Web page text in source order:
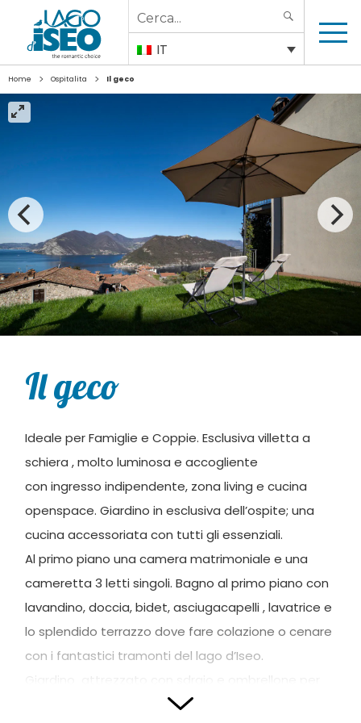
Search
for:
IT
Home > Ospitalita > Il geco
Il geco
Ideale per Famiglie e Coppie. Esclusiva villetta a
schiera , molto luminosa e accogliente
con ingresso indipendente, zona living e cucina
openspace. Giardino in esclusiva dell’ospite; una
cucina accessoriata con tutti gli essenziali.
Al primo piano una camera matrimoniale e una
cameretta 3 letti singoli. Bagno al primo piano con
lavandino, doccia, bidet, asciugacapelli , lavatrice e
lo splendido terrazzo dove fare colazione o cenare
con i fantastici tramonti del lago d’Iseo.
rilassarsi e prendere il sole e sul retro orto ad